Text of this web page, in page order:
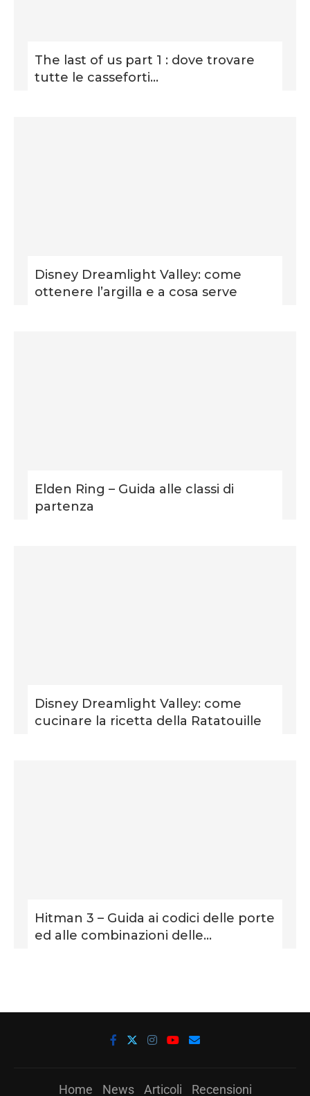
The last of us part 1 : dove trovare
tutte le casseforti...
Disney Dreamlight Valley: come
ottenere l’argilla e a cosa serve
Elden Ring – Guida alle classi di
partenza
Disney Dreamlight Valley: come
cucinare la ricetta della Ratatouille
Hitman 3 – Guida ai codici delle porte
ed alle combinazioni delle...
Home News Articoli Recensioni